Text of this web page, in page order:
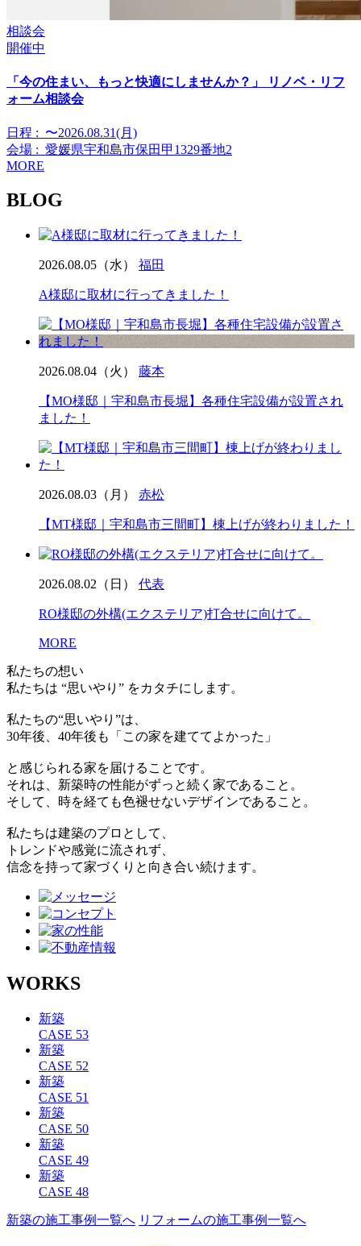
相談会
開催中
「今の住まい、もっと快適にしませんか？」 リノベ・リフ
ォーム相談会
日程 : 〜2026.08.31(月)
会場 : 愛媛県宇和島市保田甲1329番地2
MORE
BLOG
2026.08.05（水） 福田
A様邸に取材に行ってきました！
2026.08.04（火） 藤本
【MO様邸｜宇和島市長堀】各種住宅設備が設置され
ました！
2026.08.03（月） 赤松
【MT様邸｜宇和島市三間町】棟上げが終わりました！
2026.08.02（日） 代表
RO様邸の外構(エクステリア)打合せに向けて。
MORE
私たちの想い
私たちは “思いやり” をカタチにします。
私たちの“思いやり”は、
30年後、40年後も「この家を建ててよかった」
と感じられる家を届けることです。
それは、新築時の性能がずっと続く家であること。
そして、時を経ても色褪せないデザインであること。
私たちは建築のプロとして、
トレンドや感覚に流されず、
信念を持って家づくりと向き合い続けます。
WORKS
新築
CASE 53
新築
CASE 52
新築
CASE 51
新築
CASE 50
新築
CASE 49
新築
CASE 48
新築の施工事例一覧へ リフォームの施工事例一覧へ